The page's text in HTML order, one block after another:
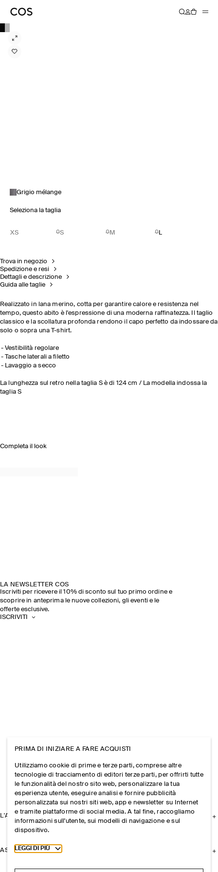
Grigio mélange
Seleziona la taglia
XS S M L
Trova in negozio
Spedizione e resi
Dettagli e descrizione
Guida alle taglie
Realizzato in lana merino, cotta per garantire calore e resistenza nel
tempo, questo abito è l'espressione di una moderna raffinatezza. Il taglio
classico e la scollatura profonda rendono il capo perfetto da indossare da
solo o sopra una T-shirt.
Vestibilità regolare
Tasche laterali a filetto
Lavaggio a secco
La lunghezza sul retro nella taglia S è di 124 cm / La modella indossa la
taglia S
Completa il look
LA NEWSLETTER COS
Iscriviti per ricevere il 10% di sconto sul tuo primo ordine e
scoprire in anteprima le nuove collezioni, gli eventi e le
offerte esclusive.
ISCRIVITI
L'AZIENDA
ASSISTENZA
PRIMA DI INIZIARE A FARE ACQUISTI
Utilizziamo cookie di prime e terze parti, comprese altre
tecnologie di tracciamento di editori terze parti, per offrirti tutte
le funzionalità del nostro sito web, personalizzare la tua
esperienza utente, eseguire analisi e fornire pubblicità
personalizzata sui nostri siti web, app e newsletter su Internet
e tramite piattaforme di social media. A tal fine, raccogliamo
informazioni sull'utente, sui modelli di navigazione e sul
dispositivo.
Toggle more cookie information
LEGGI DI PIÙ